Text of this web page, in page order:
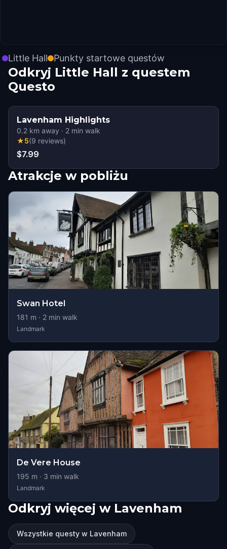
Little Hall Punkty startowe questów
Odkryj Little Hall z questem
Questo
Lavenham Highlights
0.2 km away · 2 min walk
★5(9 reviews)
$7.99
Atrakcje w pobliżu
Swan Hotel
181 m · 2 min walk
Landmark
De Vere House
195 m · 3 min walk
Landmark
Odkryj więcej w Lavenham
Wszystkie questy w Lavenham